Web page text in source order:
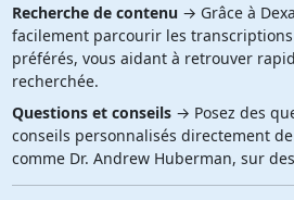
Recherche de contenu→ Grâce à
facilement parcourir les transcriptions
préférés, vous aidant à retrouver
recherchée.
Questions et conseils→ Posez des
conseils personnalisés directement
comme Dr. Andrew Huberman, sur